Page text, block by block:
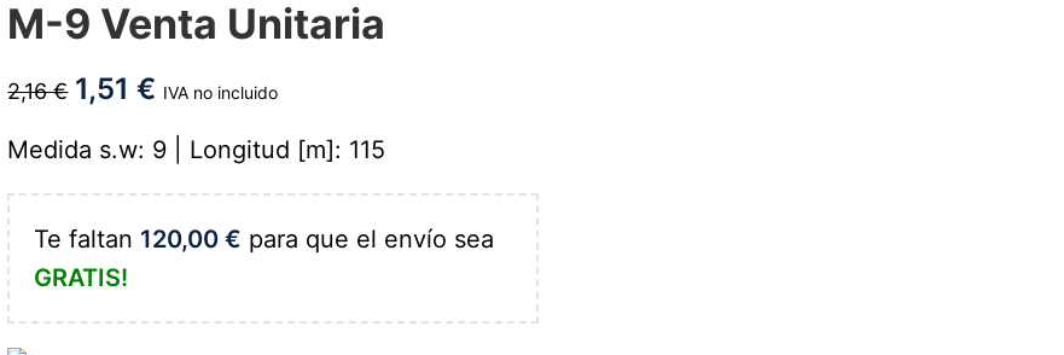
M-9 Venta Unitaria
2,16€ 1,51€ IVA no incluido
Medida s.w: 9 | Longitud [m]: 115
Te faltan 120,00€ para que el envío sea
GRATIS!